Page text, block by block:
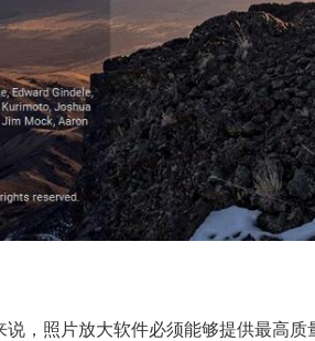
，照片放大软件必须能够提供最高质